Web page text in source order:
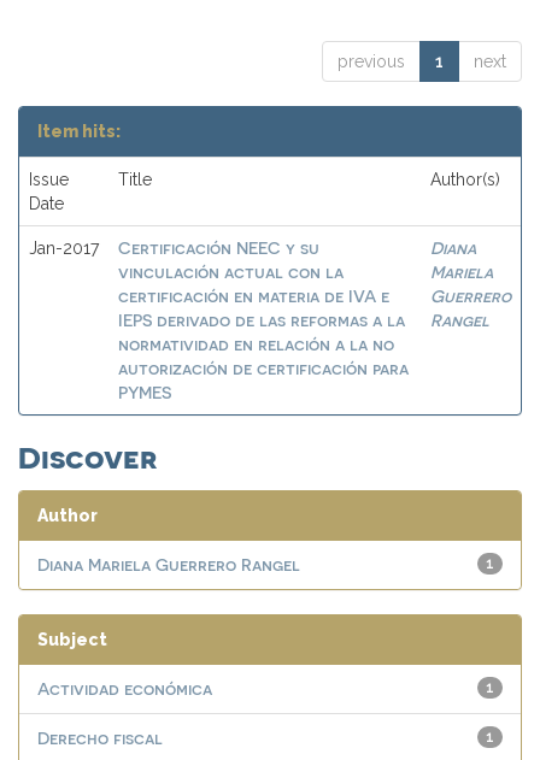
previous 1 next
Item hits:
Issue
Date
Title Author(s)
Jan-2017
Certificación NEEC y su
vinculación actual con la
certificación en materia de IVA e
IEPS derivado de las reformas a la
normatividad en relación a la no
autorización de certificación para
PYMES
Diana
Mariela
Guerrero
Rangel
Discover
Author
1
Diana Mariela Guerrero Rangel
Subject
1
Actividad económica
1
Derecho fiscal